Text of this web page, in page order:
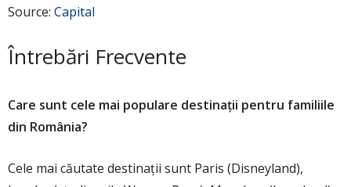
Source: Capital
Întrebări Frecvente
Care sunt cele mai populare destinații pentru familiile
din România?
Cele mai căutate destinații sunt Paris (Disneyland),